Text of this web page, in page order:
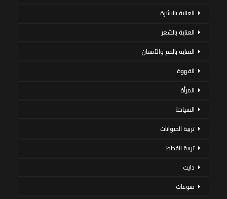
العناية بالبشرة
العناية بالشعر
العناية بالفم والأسنان
القهوة
المرأة
السياحة
تربية الحيوانات
تربية القطط
دايت
منوعات